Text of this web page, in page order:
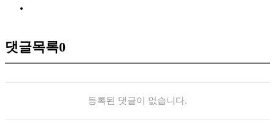
댓글목록0
등록된 댓글이 없습니다.